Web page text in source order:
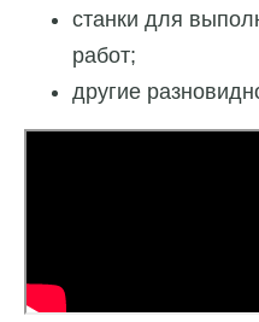
станки для
работ;
другие